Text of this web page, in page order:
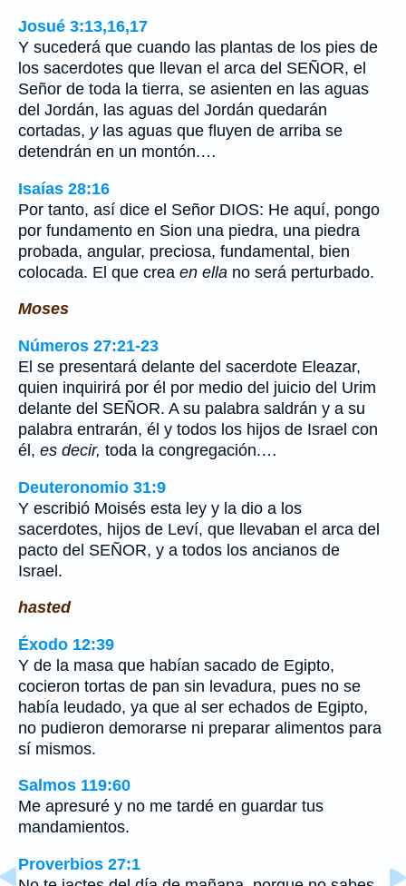
Josué 3:13,16,17
Y sucederá que cuando las plantas de los pies de
los sacerdotes que llevan el arca del SEÑOR, el
Señor de toda la tierra, se asienten en las aguas
del Jordán, las aguas del Jordán quedarán
cortadas, ylas aguas que fluyen de arriba se
detendrán en un montón.…
Isaías 28:16
Por tanto, así dice el Señor DIOS: He aquí, pongo
por fundamento en Sion una piedra, una piedra
probada, angular, preciosa, fundamental, bien
colocada. El que crea en ella no será perturbado.
Moses
Números 27:21-23
El se presentará delante del sacerdote Eleazar,
quien inquirirá por él por medio del juicio del Urim
delante del SEÑOR. A su palabra saldrán y a su
palabra entrarán, él y todos los hijos de Israel con
él, es decir, toda la congregación.…
Deuteronomio 31:9
Y escribió Moisés esta ley y la dio a los
sacerdotes, hijos de Leví, que llevaban el arca del
pacto del SEÑOR, y a todos los ancianos de
Israel.
hasted
Éxodo 12:39
Y de la masa que habían sacado de Egipto,
cocieron tortas de pan sin levadura, pues no se
había leudado, ya que al ser echados de Egipto,
no pudieron demorarse ni preparar alimentos para
sí mismos.
Salmos 119:60
Me apresuré y no me tardé en guardar tus
mandamientos.
Proverbios 27:1